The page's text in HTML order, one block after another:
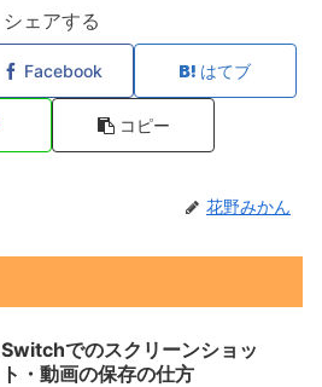
シェアする
Facebook はてブ
コピー
花野みかん
Switchでのスクリーンショッ
ト・動画の保存の仕方